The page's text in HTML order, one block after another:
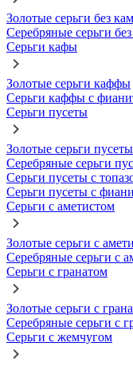
Золотые серьги без
Серебряные серьги
Серьги кафы
Золотые серьги каффы
Серьги каффы с
Серьги пусеты
Золотые серьги пусеты
Серебряные серьги
Серьги пусеты с
Серьги пусеты с
Серьги с аметистом
Золотые серьги с
Серебряные серьги с
Серьги с гранатом
Золотые серьги с
Серебряные серьги с
Серьги с жемчугом